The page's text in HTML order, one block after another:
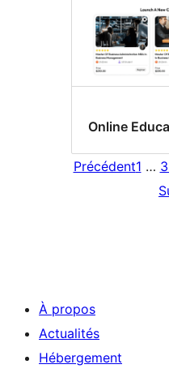
Online
Précédent1 …
À propos
Actualités
Hébergement